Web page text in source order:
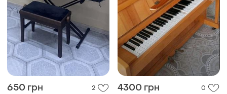
650 грн 2 4300 грн 0